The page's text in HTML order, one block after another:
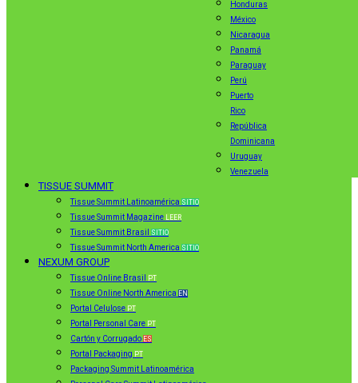
Honduras
México
Nicaragua
Panamá
Paraguay
Perú
Puerto
Rico
República
Dominicana
Uruguay
Venezuela
TISSUE SUMMIT
Tissue Summit Latinoamérica SITIO
Tissue Summit Magazine LEER
Tissue Summit Brasil SITIO
Tissue Summit North America SITIO
NEXUM GROUP
Tissue Online Brasil PT
Tissue Online North America EN
Portal Celulose PT
Portal Personal Care PT
Cartón y Corrugado ES
Portal Packaging PT
Packaging Summit Latinoamérica